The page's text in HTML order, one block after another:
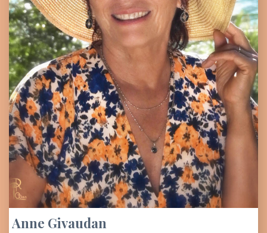
Anne Givaudan